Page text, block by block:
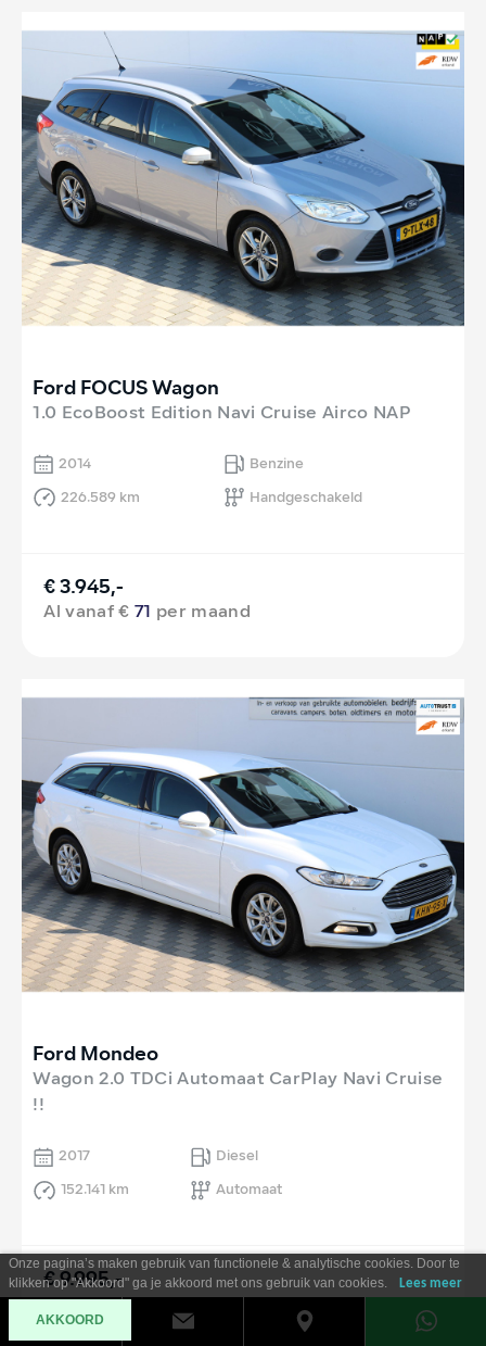
Ford FOCUS Wagon
1.0 EcoBoost Edition Navi Cruise Airco NAP
2014
Benzine
226.589 km
Handgeschakeld
€ 3.945,-
Al vanaf €71 per maand
Ford Mondeo
Wagon 2.0 TDCi Automaat CarPlay Navi Cruise
!!
2017
Diesel
152.141 km
Automaat
€ 9.995,-
Al vanaf €180per maand
Onze pagina’s maken gebruik van functionele & analytische cookies. Door te
klikken op "Akkoord" ga je akkoord met ons gebruik van cookies.
Lees meer
AKKOORD